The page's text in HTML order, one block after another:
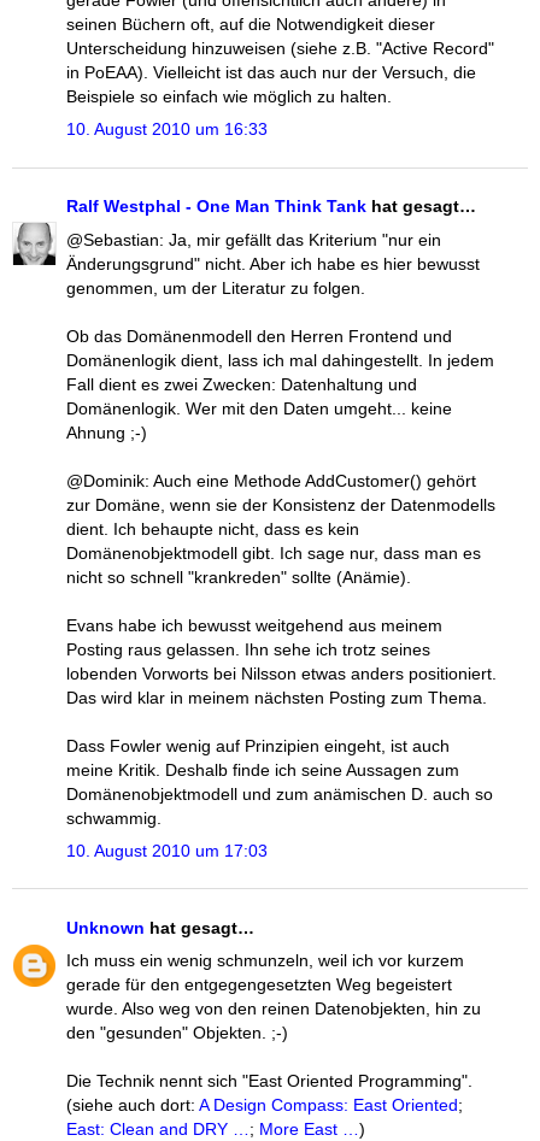
seinen Büchern oft, auf die Notwendigkeit dieser
Unterscheidung hinzuweisen (siehe z.B. "Active Record"
in PoEAA). Vielleicht ist das auch nur der Versuch, die
Beispiele so einfach wie möglich zu halten.
10. August 2010 um 16:33
Ralf Westphal - One Man Think Tank hat gesagt…
@Sebastian: Ja, mir gefällt das Kriterium "nur ein
Änderungsgrund" nicht. Aber ich habe es hier bewusst
genommen, um der Literatur zu folgen.
Ob das Domänenmodell den Herren Frontend und
Domänenlogik dient, lass ich mal dahingestellt. In jedem
Fall dient es zwei Zwecken: Datenhaltung und
Domänenlogik. Wer mit den Daten umgeht... keine
Ahnung ;-)
@Dominik: Auch eine Methode AddCustomer() gehört
zur Domäne, wenn sie der Konsistenz der Datenmodells
dient. Ich behaupte nicht, dass es kein
Domänenobjektmodell gibt. Ich sage nur, dass man es
nicht so schnell "krankreden" sollte (Anämie).
Evans habe ich bewusst weitgehend aus meinem
Posting raus gelassen. Ihn sehe ich trotz seines
lobenden Vorworts bei Nilsson etwas anders positioniert.
Das wird klar in meinem nächsten Posting zum Thema.
Dass Fowler wenig auf Prinzipien eingeht, ist auch
meine Kritik. Deshalb finde ich seine Aussagen zum
Domänenobjektmodell und zum anämischen D. auch so
schwammig.
10. August 2010 um 17:03
Unknown hat gesagt…
Ich muss ein wenig schmunzeln, weil ich vor kurzem
gerade für den entgegengesetzten Weg begeistert
wurde. Also weg von den reinen Datenobjekten, hin zu
den "gesunden" Objekten. ;-)
Die Technik nennt sich "East Oriented Programming".
(siehe auch dort: A Design Compass: East Oriented;
East: Clean and DRY … ; More East … )